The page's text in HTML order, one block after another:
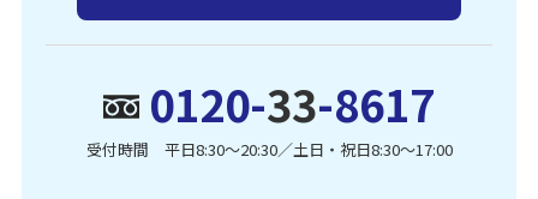
0120-33-8617
受付時間 平日8:30〜20:30／土日・祝日8:30〜17:00